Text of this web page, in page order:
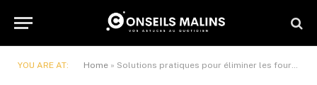
YOU ARE AT: Home » Solutions pratiques pour éliminer les fourmis